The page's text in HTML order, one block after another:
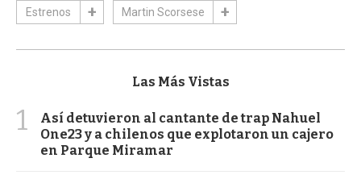
Estrenos Martin Scorsese
Las Más Vistas
1
Así detuvieron al cantante de trap Nahuel
One23 y a chilenos que explotaron un cajero
en Parque Miramar